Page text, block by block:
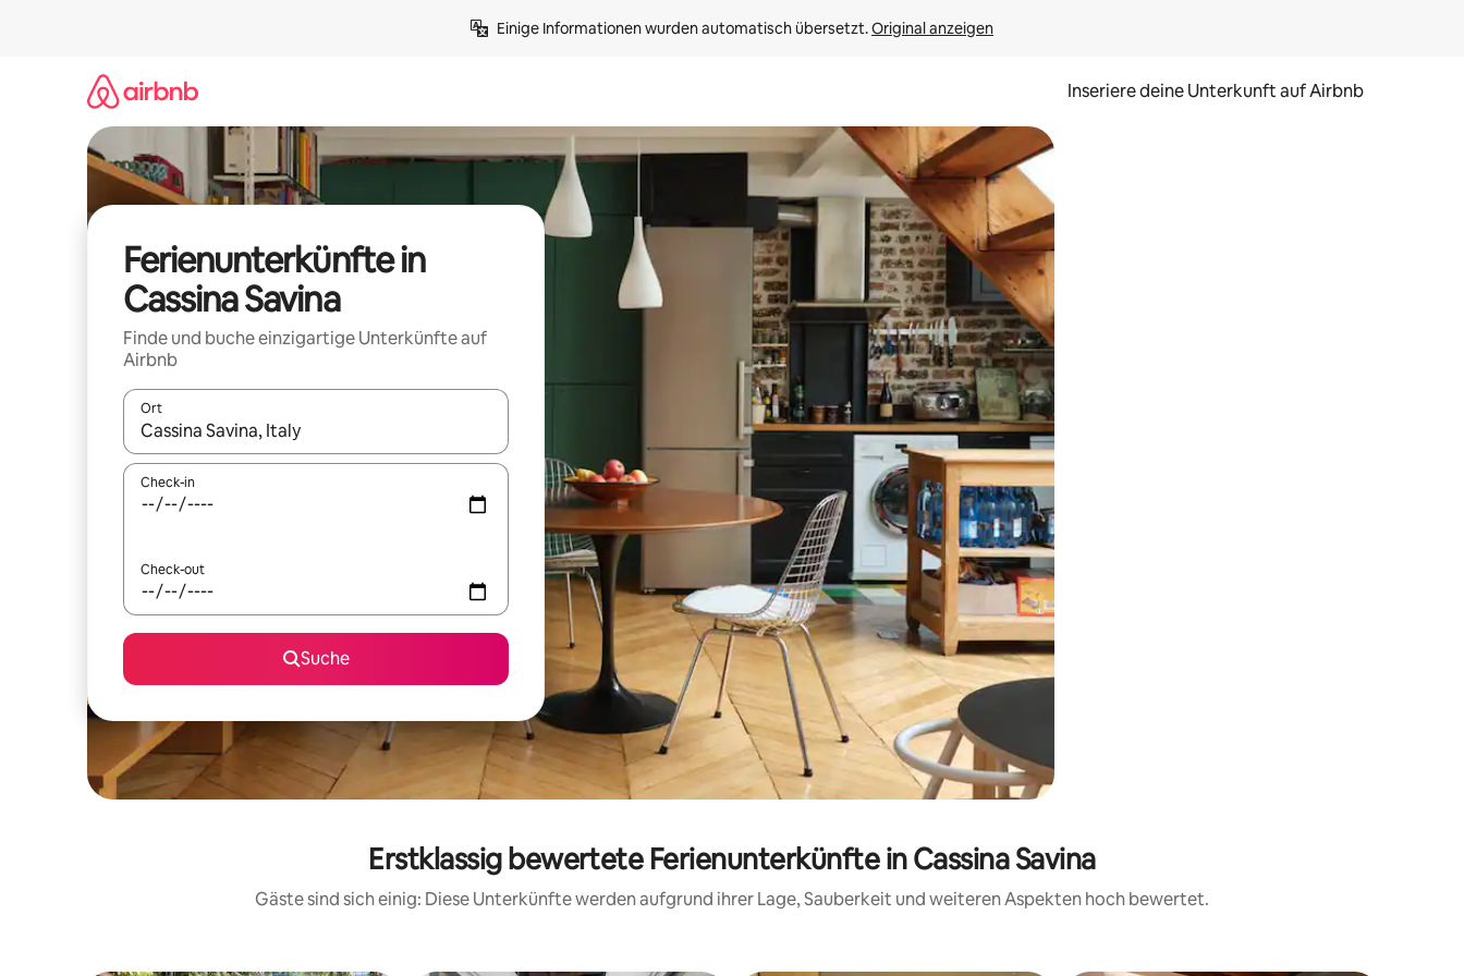
Einige Informationen wurden automatisch übersetzt. Original anzeigen
Inseriere deine Unterkunft auf Airbnb
Ferienunterkünfte in
Cassina Savina
Finde und buche einzigartige Unterkünfte auf
Airbnb
Ort
Wenn Ergebnisse verfügbar sind, navigiere mit den Pfeiltasten nach oben und unten oder erkunde die Ergebnisse durch Berühren oder Wischgesten.
Check-in
Check-out
Suche
Erstklassig bewertete Ferienunterkünfte in Cassina Savina
Gäste sind sich einig: Diese Unterkünfte werden aufgrund ihrer Lage, Sauberkeit und weiteren Aspekten hoch bewertet.